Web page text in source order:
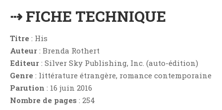
CATÉGORIES
Articles De Marion
Articles De Nadège
Articles De Steven
Aventure
⇢ FICHE TECHNIQUE
Titre : His
Auteur : Brenda Rothert
Editeur : Silver Sky Publishing, Inc. (auto-édition)
Genre : littérature étrangère, romance contemporaine
Parution : 16 juin 2016
Nombre de pages : 254